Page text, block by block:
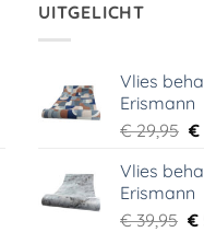
UITGELICHT
Vlies
Erismann
€29,95
€
€
Vlies
Erismann
€39,95 €